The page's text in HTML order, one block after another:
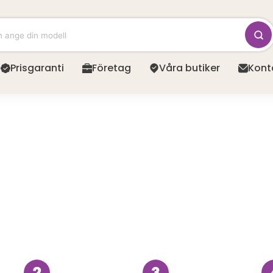
Prisgaranti Företag Våra butiker